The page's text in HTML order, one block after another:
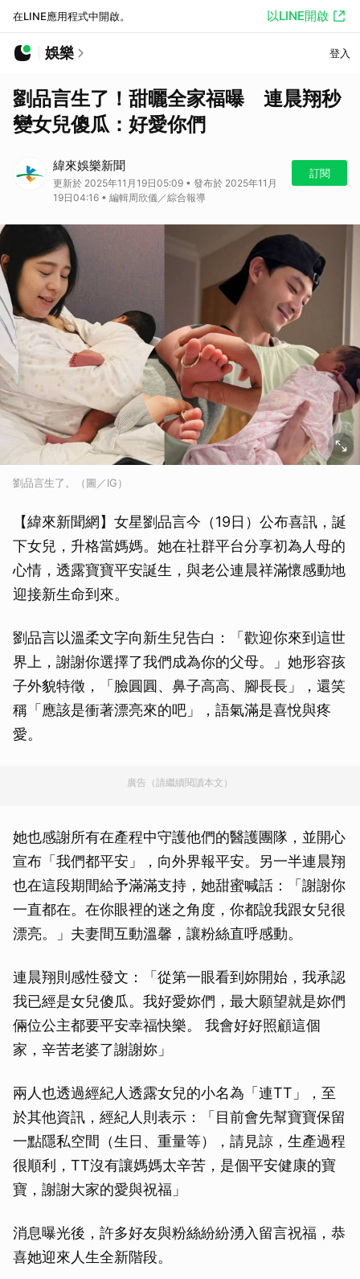
在LINE應用程式中開啟。 以LINE開啟
娛樂 登入
劉品言生了！甜曬全家福曝 連晨翔秒
變女兒傻瓜：好愛你們
緯來娛樂新聞
更新於 2025年11月19日05:09 • 發布於 2025年11月
19日04:16 • 編輯周欣儀／綜合報導
訂閱
劉品言生了。（圖／IG）
【緯來新聞網】女星劉品言今（19日）公布喜訊，誕
下女兒，升格當媽媽。她在社群平台分享初為人母的
心情，透露寶寶平安誕生，與老公連晨祥滿懷感動地
迎接新生命到來。
劉品言以溫柔文字向新生兒告白：「歡迎你來到這世
界上，謝謝你選擇了我們成為你的父母。」她形容孩
子外貌特徵，「臉圓圓、鼻子高高、腳長長」，還笑
稱「應該是衝著漂亮來的吧」，語氣滿是喜悅與疼
愛。
廣告（請繼續閱讀本文）
她也感謝所有在產程中守護他們的醫護團隊，並開心
宣布「我們都平安」，向外界報平安。另一半連晨翔
也在這段期間給予滿滿支持，她甜蜜喊話：「謝謝你
一直都在。在你眼裡的迷之角度，你都說我跟女兒很
漂亮。」夫妻間互動溫馨，讓粉絲直呼感動。
連晨翔則感性發文：「從第一眼看到妳開始，我承認
我已經是女兒傻瓜。我好愛妳們，最大願望就是妳們
倆位公主都要平安幸福快樂。 我會好好照顧這個
家，辛苦老婆了謝謝妳」
兩人也透過經紀人透露女兒的小名為「連TT」，至
於其他資訊，經紀人則表示：「目前會先幫寶寶保留
一點隱私空間（生日、重量等），請見諒，生產過程
很順利，TT沒有讓媽媽太辛苦，是個平安健康的寶
寶，謝謝大家的愛與祝福」
消息曝光後，許多好友與粉絲紛紛湧入留言祝福，恭
喜她迎來人生全新階段。